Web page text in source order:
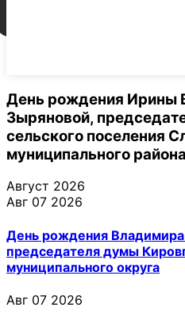
День рождения Ирины
Зыряновой,
сельского поселения
муниципального района
Август 2026
Авг 07 2026
День рождения Владимира
председателя думы
муниципального округа
Авг 07 2026